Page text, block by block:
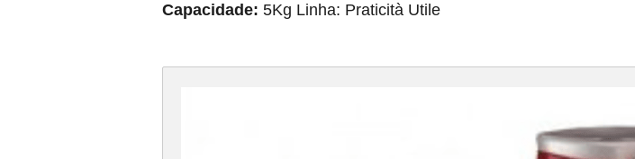
Capacidade: 5Kg Linha: Praticità Utile